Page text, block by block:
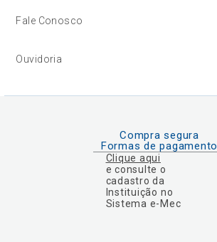
Fale Conosco
Ouvidoria
Compra segura
Formas de pagamento
Clique aqui
e consulte o
cadastro da
Instituição no
Sistema e-Mec